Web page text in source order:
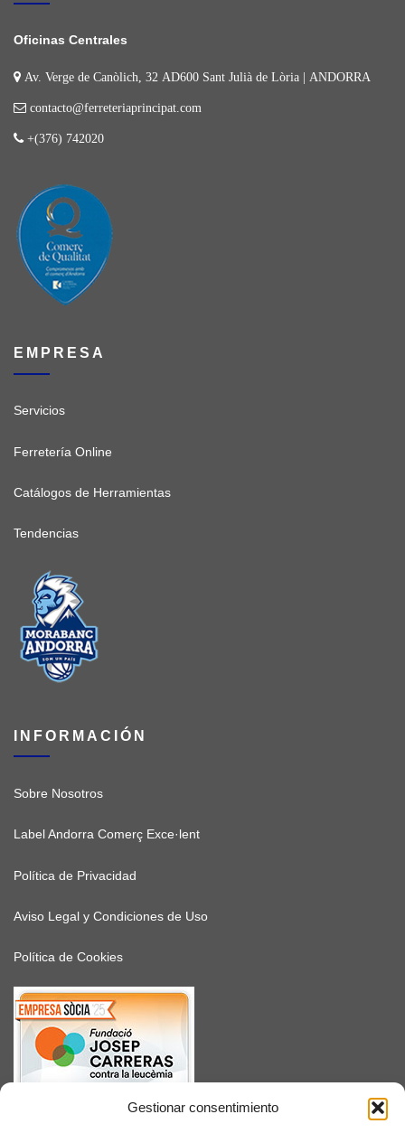
Gestionar consentimiento
Oficinas Centrales
Av. Verge de Canòlich, 32 AD600 Sant Julià de Lòria | ANDORRA
contacto@ferreteriaprincipat.com
+(376) 742020
EMPRESA
Servicios
Ferretería Online
Catálogos de Herramientas
Tendencias
INFORMACIÓN
Sobre Nosotros
Label Andorra Comerç Exce·lent
Política de Privacidad
Aviso Legal y Condiciones de Uso
Política de Cookies